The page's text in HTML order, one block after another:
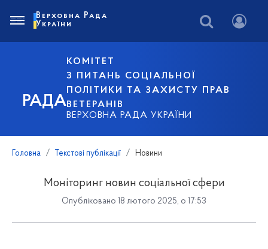
РАДА
КОМІТЕТ
З ПИТАНЬ СОЦІАЛЬНОЇ
ПОЛІТИКИ ТА ЗАХИСТУ ПРАВ
ВЕТЕРАНІВ
ВЕРХОВНА РАДА УКРАЇНИ
Верховна Рада
України
Головна Текстові публікації Новини
Моніторинг новин соціальної сфери
Опубліковано 18 лютого 2025, о 17:53